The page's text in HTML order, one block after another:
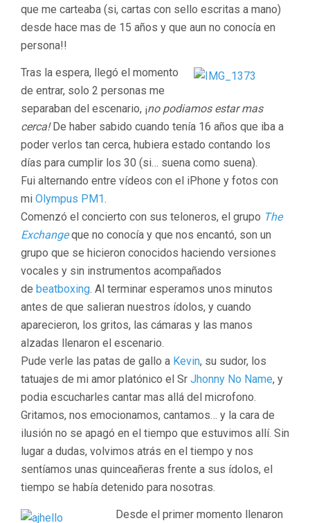
que me carteaba (si, cartas con sello escritas a mano)
desde hace mas de 15 años y que aun no conocía en
persona!!
Tras la espera, llegó el momento
de entrar, solo 2 personas me
separaban del escenario, ¡no podiamos estar mas
cerca!De haber sabido cuando tenía 16 años que iba a
poder verlos tan cerca, hubiera estado contando los
días para cumplir los 30 (si… suena como suena).
Fui alternando entre vídeos con el iPhone y fotos con
mi Olympus PM1.
Comenzó el concierto con sus teloneros, el grupo The
Exchangeque no conocía y que nos encantó, son un
grupo que se hicieron conocidos haciendo versiones
vocales y sin instrumentos acompañados
de beatboxing. Al terminar esperamos unos minutos
antes de que salieran nuestros ídolos, y cuando
aparecieron, los gritos, las cámaras y las manos
alzadas llenaron el escenario.
Pude verle las patas de gallo a Kevin, su sudor, los
tatuajes de mi amor platónico el Sr Jhonny No Name, y
podia escucharles cantar mas allá del microfono.
Gritamos, nos emocionamos, cantamos… y la cara de
ilusión no se apagó en el tiempo que estuvimos allí. Sin
lugar a dudas, volvimos atrás en el tiempo y nos
sentíamos unas quinceañeras frente a sus ídolos, el
tiempo se había detenido para nosotras.
Desde el primer momento llenaron